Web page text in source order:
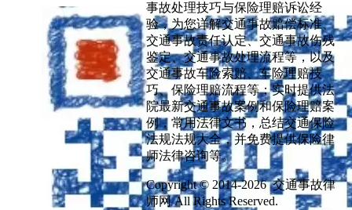
事故处理技巧与保险理赔诉讼经
验，为您详解交通事故赔偿标准、
交通事故责任认定、交通事故伤残
鉴定、交通事故处理流程等，以及
交通事故车险索赔、车险理赔技
巧、保险理赔流程等；实时提供法
院最新交通事故案例和保险理赔案
例，常用法律文书，总结交通保险
法规法规大全，并免费提供保险律
师法律咨询等。
Copyright © 2014-2026 交通事故律
师网 All Rights Reserved.